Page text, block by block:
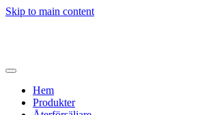
Skip to main content
Hem
Produkter